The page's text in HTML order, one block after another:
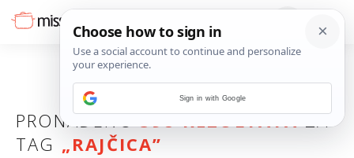
PRONAĐENO398 REZULTATAZA
TAG „RAJČICA”
Sign in with Google